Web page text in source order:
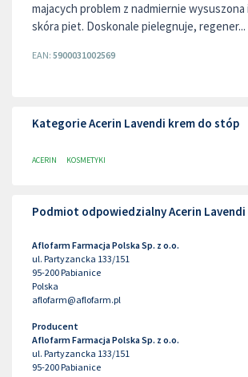
majacych problem z nadmiernie wysuszona
skóra piet. Doskonale pielegnuje, regener...
EAN: 5900031002569
Kategorie Acerin Lavendi krem do stóp
ACERIN KOSMETYKI
Podmiot odpowiedzialny Acerin
Aflofarm Farmacja Polska Sp. z o.o.
ul. Partyzancka 133/151
95-200Pabianice
Polska
aflofarm@aflofarm.pl
Producent
Aflofarm Farmacja Polska Sp. z o.o.
ul. Partyzancka 133/151
95-200Pabianice